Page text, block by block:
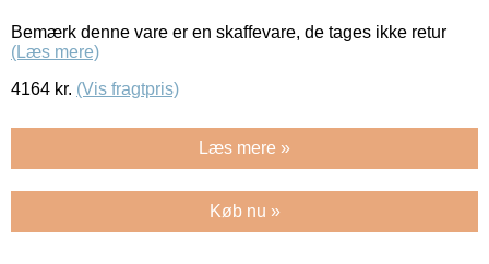
Bemærk denne vare er en skaffevare, de tages ikke retur
(Læs mere)
4164 kr. (Vis fragtpris)
Læs mere »
Køb nu »